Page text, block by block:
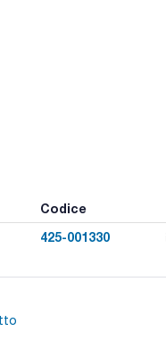
Codice
425-001330